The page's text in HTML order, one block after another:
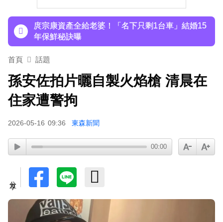
人無奈回應
庹宗康資產全給老婆！「名下只剩1台車」結婚15
年保鮮秘訣曝
百萬網紅失蹤3年遇害！遭閨密設局赴菲「綁架撕
派助理颱風天護植栽！愛莉莎莎挨轟「命不如植
物」反擊：不會被吹出去
下載東森App，隨時掌握天下大小事！
八點檔女神美照遭放大腳趾！被酸「暗沉皺褶」本
人無奈回應
首頁 話題
孫安佐拍片曬自製火焰槍 清晨在
住家遭警拘
2026-05-16 09:36 東森新聞
00:00